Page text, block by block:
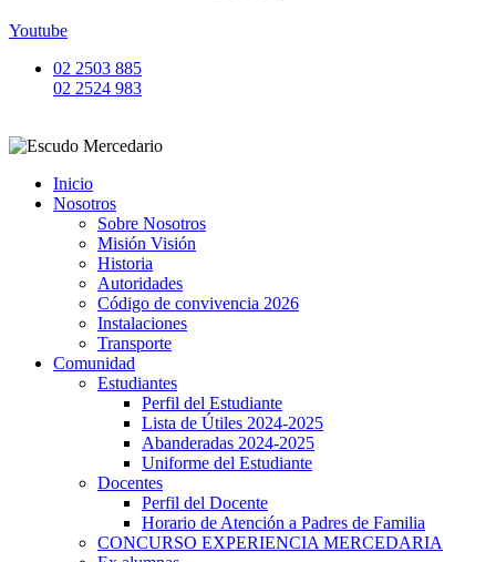
Youtube
02 2503 885
02 2524 983
Inicio
Nosotros
Sobre Nosotros
Misión Visión
Historia
Autoridades
Código de convivencia 2026
Instalaciones
Transporte
Comunidad
Estudiantes
Perfil del Estudiante
Lista de Útiles 2024-2025
Abanderadas 2024-2025
Uniforme del Estudiante
Docentes
Perfil del Docente
Horario de Atención a Padres de Familia
CONCURSO EXPERIENCIA MERCEDARIA